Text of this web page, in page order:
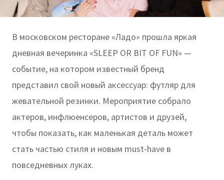
В московском ресторане «Ладо» прошла яркая
дневная вечеринка «SLEEP OR BIT OF FUN» —
событие, на котором известный бренд
представил свой новый аксессуар: футляр для
жевательной резинки. Мероприятие собрало
актеров, инфлюенсеров, артистов и друзей,
чтобы показать, как маленькая деталь может
стать частью стиля и новым must-have в
повседневных луках.